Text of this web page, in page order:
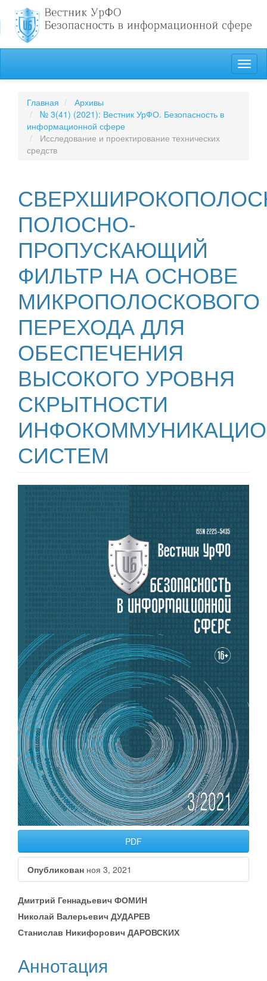
##plugins.themes.bootstrap3.accessible_menu.main_content##
Главная
Архивы
№ 3(41) (2021): Вестник УрФО. Безопасность в
информационной сфере
Исследование и проектирование технических
средств
ПОЛОСНО-
ПРОПУСКАЮЩИЙ
ФИЛЬТР НА ОСНОВЕ
МИКРОПОЛОСКОВОГО
ПЕРЕХОДА ДЛЯ
ОБЕСПЕЧЕНИЯ
ВЫСОКОГО УРОВНЯ
СКРЫТНОСТИ
СИСТЕМ
PDF
Опубликован ноя 3, 2021
Дмитрий Геннадьевич ФОМИН
Николай Валерьевич ДУДАРЕВ
Станислав Никифорович ДАРОВСКИХ
Аннотация